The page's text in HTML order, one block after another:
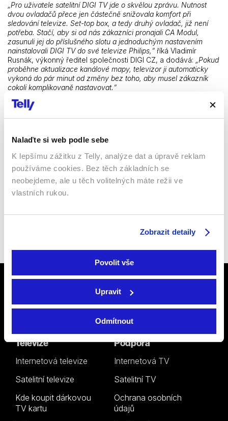
Nalaďte si web podle sebe
K lepšímu zážitku z Telly, analýze dat a úpravě reklam
používáme cookies. Bez těch základních se
neobejdeme, ale u těch volitelných máte režii ve
vlastních rukou.
Zobrazit detaily
Povolit vše
Upravit
Odmítnout
„Pro uživatele satelitní DIGI TV jde o skvělou zprávu. Nutnost
dvou ovladačů přece jen částečně snižovala komfort při
sledování televize. Set-top box, a tedy druhý ovladač, již není
potřeba. Stačí, aby si od nás zákazníci pronajali CA Modul,
zasunuli jej do příslušného slotu a jednoduchým nastavením
nainstalovali DIGI TV do své televize Philips,“ říká Vladimír
Rusnák, výkonný ředitel společnosti DIGI CZ, a dodává: „Pokud
proběhne aktualizace kanálové mapy, televizor ji automaticky
vykoná do pár minut od změny bez toho, aby musel zákazník
cokoli komplikovaně nastavovat.“
CA Modul si mohou zákazníci DIGI TV s dvouletou vázaností
pronajmout za 49 Kč měsíčně, tedy o 20 Kč měsíčně méně, než
si samozřejmě mohou zákazníci také zakoupit, pořizovací cena
KAON za CA Modul stačí kontaktovat zákaznickou linku DIGI TV
na čísle 533 427 533. Podmínkou fungování DIGI TV pouze
s jedním ovladačem je televizor Philips roku výroby 2018
s podporou standardu DVB-S2 a slotem CI+. Seznam všech
zařízení s podporou „fast-scan“ je k dispozici na
Facebooku,
Televize
Internetová televize
Satelitní televize
Kde koupit dárkovou
TV kartu
Podpora
Internetová TV
Satelitní TV
Ochrana osobních
údajů